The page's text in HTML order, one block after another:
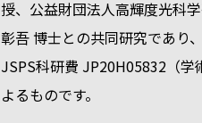
授、公益財団法人高輝度光科
彰吾 博士との共同研究であり
JSPS科研費 JP20H05832（
よるものです。